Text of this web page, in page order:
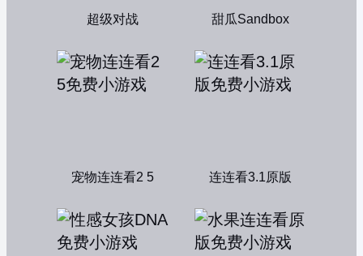
超级对战 甜瓜Sandbox
宠物连连看2 5 连连看3.1原版